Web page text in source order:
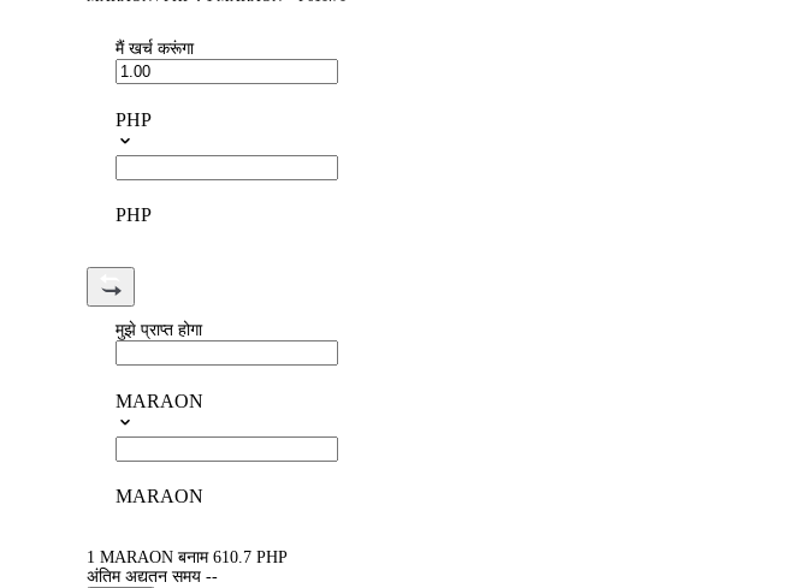
मैं खर्च करूंगा
PHP
PHP
मुझे प्राप्त होगा
MARAON
MARAON
1 MARAON बनाम 610.7 PHP
अंतिम अद्यतन समय --